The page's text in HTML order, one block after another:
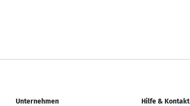
Unternehmen Hilfe & Kontakt